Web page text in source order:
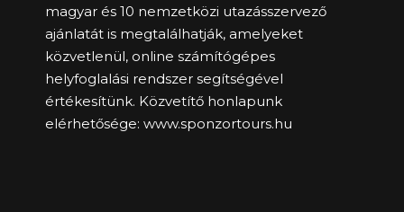
magyar és 10 nemzetközi utazásszervező
ajánlatát is megtalálhatják, amelyeket
közvetlenül, online számítógépes
helyfoglalási rendszer segítségével
értékesítünk. Közvetítő honlapunk
elérhetősége: www.sponzortours.hu